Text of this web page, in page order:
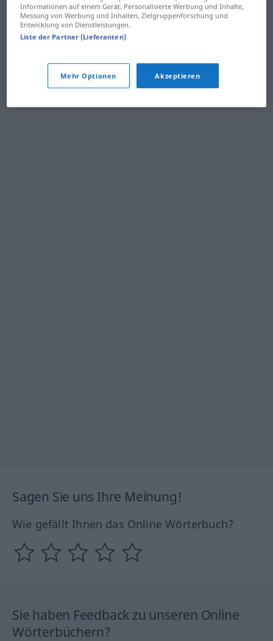
Sagen Sie uns Ihre Meinung!
Wie gefällt Ihnen das Online Wörterbuch?
Sie haben Feedback zu unseren Online
Wörterbüchern?
Informationen auf einem Gerät. Personalisierte Werbung und Inhalte,
Messung von Werbung und Inhalten, Zielgruppenforschung und
Entwicklung von Dienstleistungen.
Liste der Partner (Lieferanten)
Mehr Optionen Akzeptieren